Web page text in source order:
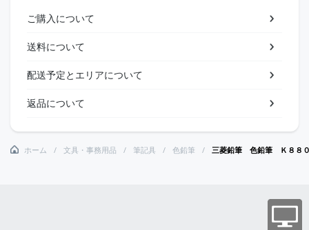
ご購入について
送料について
配送予定とエリアについて
返品について
ホーム 文具・事務用品 筆記具 色鉛筆 三菱鉛筆 色鉛筆 Ｋ８８